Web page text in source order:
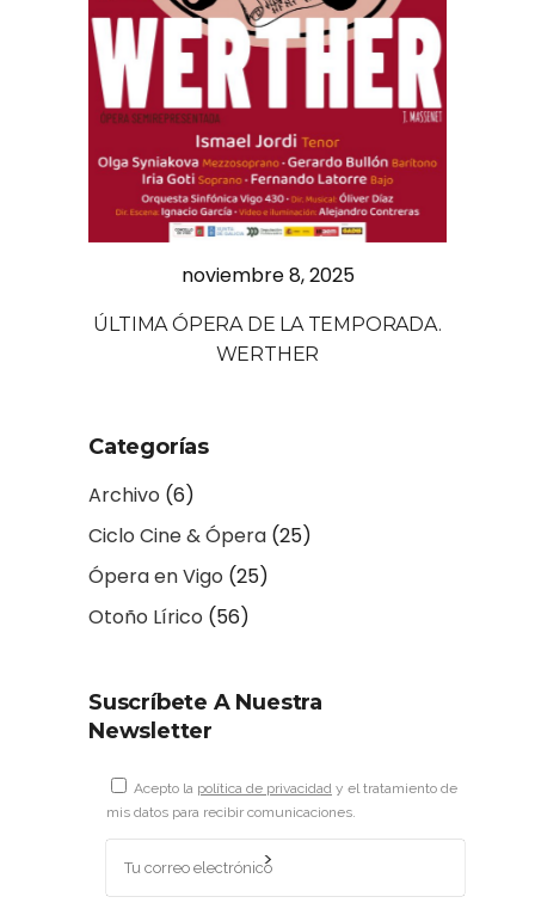
noviembre 8, 2025
ÚLTIMA ÓPERA DE LA TEMPORADA.
WERTHER
Categorías
Archivo (6)
Ciclo Cine & Ópera (25)
Ópera en Vigo (25)
Otoño Lírico (56)
Suscríbete A Nuestra
Newsletter
Acepto la política de privacidad y el tratamiento de
mis datos para recibir comunicaciones.